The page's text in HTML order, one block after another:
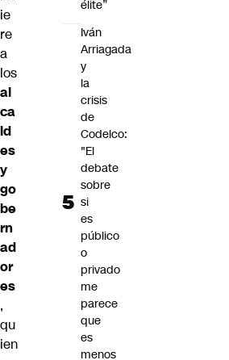
ie
re
a
los
al
ca
ld
es
y
go
be
rn
ad
or
es
,
qu
ien
élite”
Iván
Arriagada
y
la
crisis
de
Codelco:
"El
debate
sobre
si
es
público
o
privado
me
parece
que
es
menos